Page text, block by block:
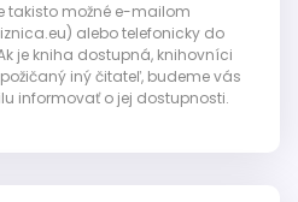
takisto možné e-mailom
alebo telefonicky do
je kniha dostupná, knihovníci
iný čitateľ, budeme vás
informovať o jej dostupnosti.